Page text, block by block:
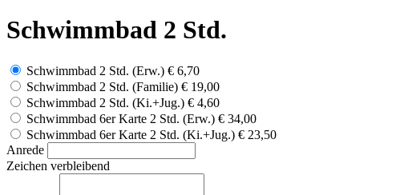
Schwimmbad 2 Std.
Schwimmbad 2 Std. (Erw.) € 6,70
Schwimmbad 2 Std. (Familie) € 19,00
Schwimmbad 2 Std. (Ki.+Jug.) € 4,60
Schwimmbad 6er Karte 2 Std. (Erw.) € 34,00
Schwimmbad 6er Karte 2 Std. (Ki.+Jug.) € 23,50
Anrede
Zeichen verbleibend